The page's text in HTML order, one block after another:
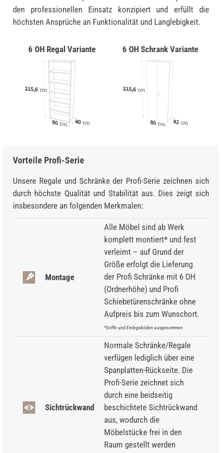
den professionellen Einsatz konzipiert und erfüllt die
höchsten Ansprüche an Funktionalität und Langlebigkeit.
6 OH Regal Variante 6 OH Schrank Variante
Vorteile Profi-Serie
Unsere Regale und Schränke der Profi-Serie zeichnen sich
durch höchste Qualität und Stabilität aus. Dies zeigt sich
insbesondere an folgenden Merkmalen:
Montage
Alle Möbel sind ab Werk
komplett montiert* und fest
verleimt – auf Grund der
Größe erfolgt die Lieferung
der Profi Schränke mit 6 OH
(Ordnerhöhe) und Profi
Schiebetürenschränke ohne
Aufpreis bis zum Wunschort.
*Griffe und Einlegeböden ausgenommen
Sichtrückwand
Normale Schränke/Regale
verfügen lediglich über eine
Spanplatten-Rückseite. Die
Profi-Serie zeichnet sich
durch eine beidseitig
beschichtete Sichtrückwand
aus, wodurch die
Möbelstücke frei in den
Raum gestellt werden